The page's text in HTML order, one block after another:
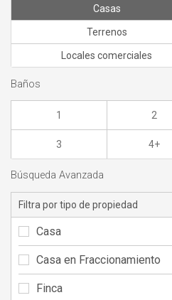
Casas
Terrenos
Locales comerciales
Baños
1 2
3 4+
Búsqueda Avanzada
Filtra por tipo de propiedad
Casa
Casa en Fraccionamiento
Finca